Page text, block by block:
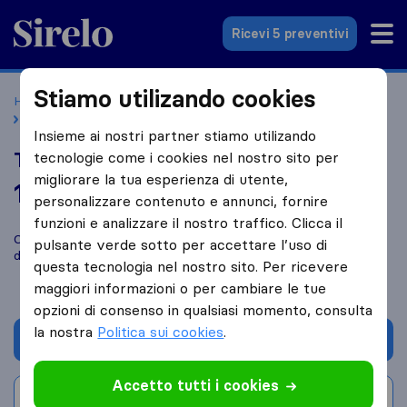
Sirelo.it
Ricevi 5 preventivi
Home Le 10 migliori aziende di traslochi in Italia
Traslochi Rapis Danilo
10,0 basato su3
recensioni di Sirelo e Google
Confronta Traslochi Rapis Danilo con altreaziende di traslochi
di
Bergamo
Chiedi preventivo
Stiamo utilizando cookies
Insieme ai nostri partner stiamo utilizando
tecnologie come i cookies nel nostro sito per
migliorare la tua esperienza di utente,
personalizzare contenuto e annunci, fornire
funzioni e analizzare il nostro traffico. Clicca il
pulsante verde sotto per accettare l’uso di
questa tecnologia nel nostro sito. Per ricevere
maggiori informazioni o per cambiare le tue
opzioni di consenso in qualsiasi momento, consulta
la nostra Politica sui cookies.
Accetto tutti i cookies